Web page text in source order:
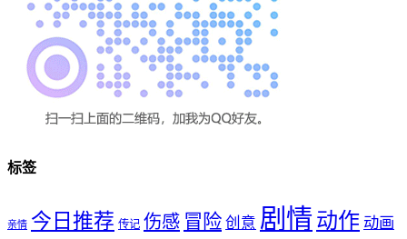
标签
亲情 今日推荐 传记 伤感 冒险 创意 剧情 动作 动画